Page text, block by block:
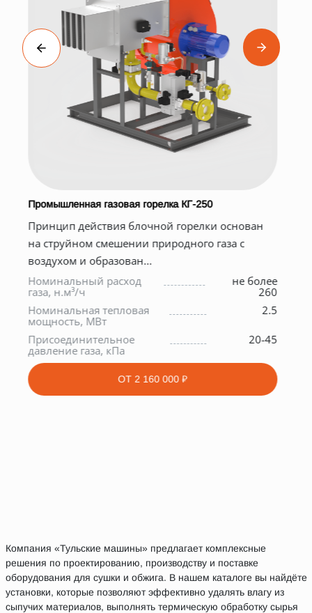
Промышленная газовая горелка КГ-250
Принцип действия блочной горелки основан
на струйном смешении природного газа с
воздухом и образован...
Номинальный расход
газа, н.м³/ч
не более
260
Номинальная тепловая
мощность, МВт
2.5
Присоединительное
давление газа, кПа
20-45
ОТ 2 160 000 ₽
Компания «Тульские машины» предлагает комплексные
решения по проектированию, производству и поставке
оборудования для сушки и обжига. В нашем каталоге вы найдёте
установки, которые позволяют эффективно удалять влагу из
сыпучих материалов, выполнять термическую обработку сырья